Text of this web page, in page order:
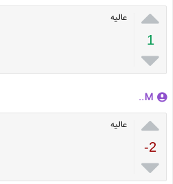

1

عالیه
M..

-2

عالیه